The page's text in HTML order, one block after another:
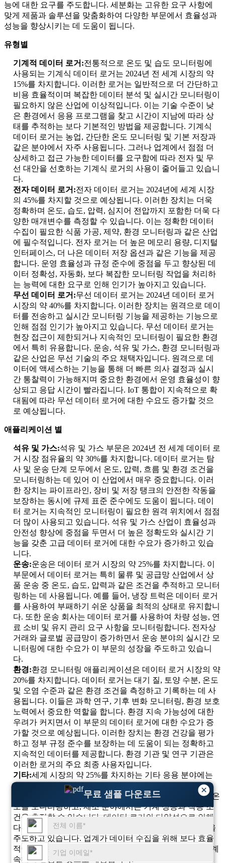
×
무료 샘플 다운로드
능에 대한 요구를 주도합니다. 세분화는 고유한 요구 사항에
맞게 제품과 솔루션을 맞춤화하여 다양한 부문에서 효율성과
성능을 향상시키는 데 도움이 됩니다.
유형별
기계적 데이터 로거:전통적으로 온도 및 습도 모니터링에
사용되는 기계식 데이터 로거는 2024년 전 세계 시장의 약
15%를 차지합니다. 이러한 로거는 일반적으로 더 간단하고
비용 효율적이며 복잡한 데이터 분석 및 실시간 모니터링이
필요하지 않은 산업에 이상적입니다. 이는 기술 수준이 낮
은 환경에서 응용 프로그램을 찾고 시간이 지남에 따라 상
태를 추적하는 보다 기본적인 방법을 제공합니다. 기계식
데이터 로거는 농업, 간단한 온도 모니터링 및 기본 저장과
같은 분야에서 자주 사용됩니다. 그러나 업계에서 점점 더
상세하고 접근 가능한 데이터를 요구함에 따라 전자 및 무
선 대안을 선호하는 기계식 로거의 사용이 줄어들고 있습니
다.
전자 데이터 로거:전자 데이터 로거는 2024년에 세계 시장
의 45%를 차지할 것으로 예상됩니다. 이러한 장치는 더욱
정확하며 온도, 습도, 압력, 심지어 전압까지 포함한 더욱 다
양한 매개변수를 측정할 수 있습니다. 이는 정확한 데이터
수집이 필요한 식품 가공, 제약, 환경 모니터링과 같은 산업
에 필수적입니다. 전자 로거는 더 높은 메모리 용량, 디지털
인터페이스, 더 나은 데이터 저장 옵션과 같은 기능을 제공
합니다. 운영 효율성과 규정 준수에 중점을 두고 향상된 데
이터 정확성, 자동화, 보다 복잡한 모니터링 작업을 처리하
는 능력에 대한 요구로 인해 인기가 높아지고 있습니다.
무선 데이터 로거:무선 데이터 로거는 2024년 데이터 로거
시장의 약 40%를 차지합니다. 이러한 장치는 원격으로 데이
터를 전송하고 실시간 모니터링 기능을 제공하는 기능으로
인해 점점 인기가 높아지고 있습니다. 무선 데이터 로거는
현장 접근이 제한되거나 지속적인 모니터링이 필요한 환경
에서 특히 유용합니다. 운송, 석유 및 가스, 환경 모니터링과
같은 산업은 무선 기술의 주요 채택자입니다. 원격으로 데
이터에 액세스하는 기능을 통해 더 빠른 의사 결정과 실시
간 통찰력이 가능해지며 중요한 환경에서 운영 효율성이 향
상되고 응답 시간이 빨라집니다. IoT 통합이 지속적으로 확
대됨에 따라 무선 데이터 로거에 대한 수요도 증가할 것으
로 예상됩니다.
애플리케이션 별
석유 및 가스:석유 및 가스 부문은 2024년 전 세계 데이터 로
거 시장 점유율의 약 30%를 차지합니다. 데이터 로거는 탐
사 및 운송 단계 모두에서 온도, 압력, 흐름 및 환경 조건을
모니터링하는 데 있어 이 산업에서 매우 중요합니다. 이러
한 장치는 파이프라인, 장비 및 저장 탱크의 안전한 작동을
보장하는 동시에 규제 표준 준수에도 도움이 됩니다. 데이
터 로거는 지속적인 모니터링이 필요한 원격 위치에서 점점
더 많이 사용되고 있습니다. 석유 및 가스 산업이 효율성과
안전성 향상에 중점을 두면서 더 높은 정확도와 실시간 기
능을 갖춘 고급 데이터 로거에 대한 수요가 증가하고 있습
니다.
운송:운송은 데이터 로거 시장의 약 25%를 차지합니다. 이
부문에서 데이터 로거는 특히 물류 및 공급망 산업에서 상
품 운송 중 온도, 습도, 압력과 같은 조건을 추적하고 모니터
링하는 데 사용됩니다. 예를 들어, 냉장 트럭은 데이터 로거
를 사용하여 부패하기 쉬운 상품을 최적의 상태로 유지합니
다. 또한 운송 회사는 데이터 로거를 사용하여 차량 성능, 연
료 소비 및 유지 관리 요구 사항을 모니터링합니다. 전자상
거래와 글로벌 공급망이 증가하면서 운송 분야의 실시간 모
니터링에 대한 수요가 이 부문의 성장을 주도하고 있습니
다.
환경:환경 모니터링 애플리케이션은 데이터 로거 시장의 약
20%를 차지합니다. 데이터 로거는 대기 질, 토양 수분, 온도
및 오염 수준과 같은 환경 조건을 측정하고 기록하는 데 사
용됩니다. 이들은 과학 연구, 기후 변화 모니터링, 환경 보호
노력에서 중요한 역할을 합니다. 환경 지속 가능성에 대한
우려가 커지면서 이 부문의 데이터 로거에 대한 수요가 증
가할 것으로 예상됩니다. 이러한 장치는 환경 건강을 평가
하고 정부 규정 준수를 보장하는 데 도움이 되는 정확하고
지속적인 데이터를 제공합니다. 환경 기관 및 연구 기관은
이러한 로거의 주요 최종 사용자입니다.
기타:세계 시장의 약 25%를 차지하는 기타 응용 분야에는
의료, 식품 및 음료, 제조와 같은 산업이 포함됩니다. 의료
분야에서는 데이터 로거를 사용하여 의료용 보관 장치의 온
도를 모니터링하고, 제조 분야에서는 기계 성능과 작동 조
건을 추적할 수 있습니다. 데이터 로거의 다양성으로 인해
다른 여러 산업 분야에서 사용될 수 있어 이 부문의 성장을
주도하고 있습니다. 업계가 데이터 수집을 위해 보다 효율
적이고 자동화된 솔루션을 추구함에 따라 "기타" 범주는 계
속해서 성장할 것으로 예상됩니다.